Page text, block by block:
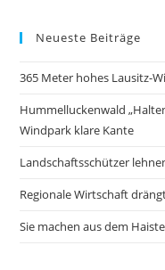
Neueste Beiträge
365 Meter hohes Lausitz-
Hummelluckenwald
Windpark klare Kante
Landschaftsschützer
Regionale Wirtschaft
Sie machen aus dem